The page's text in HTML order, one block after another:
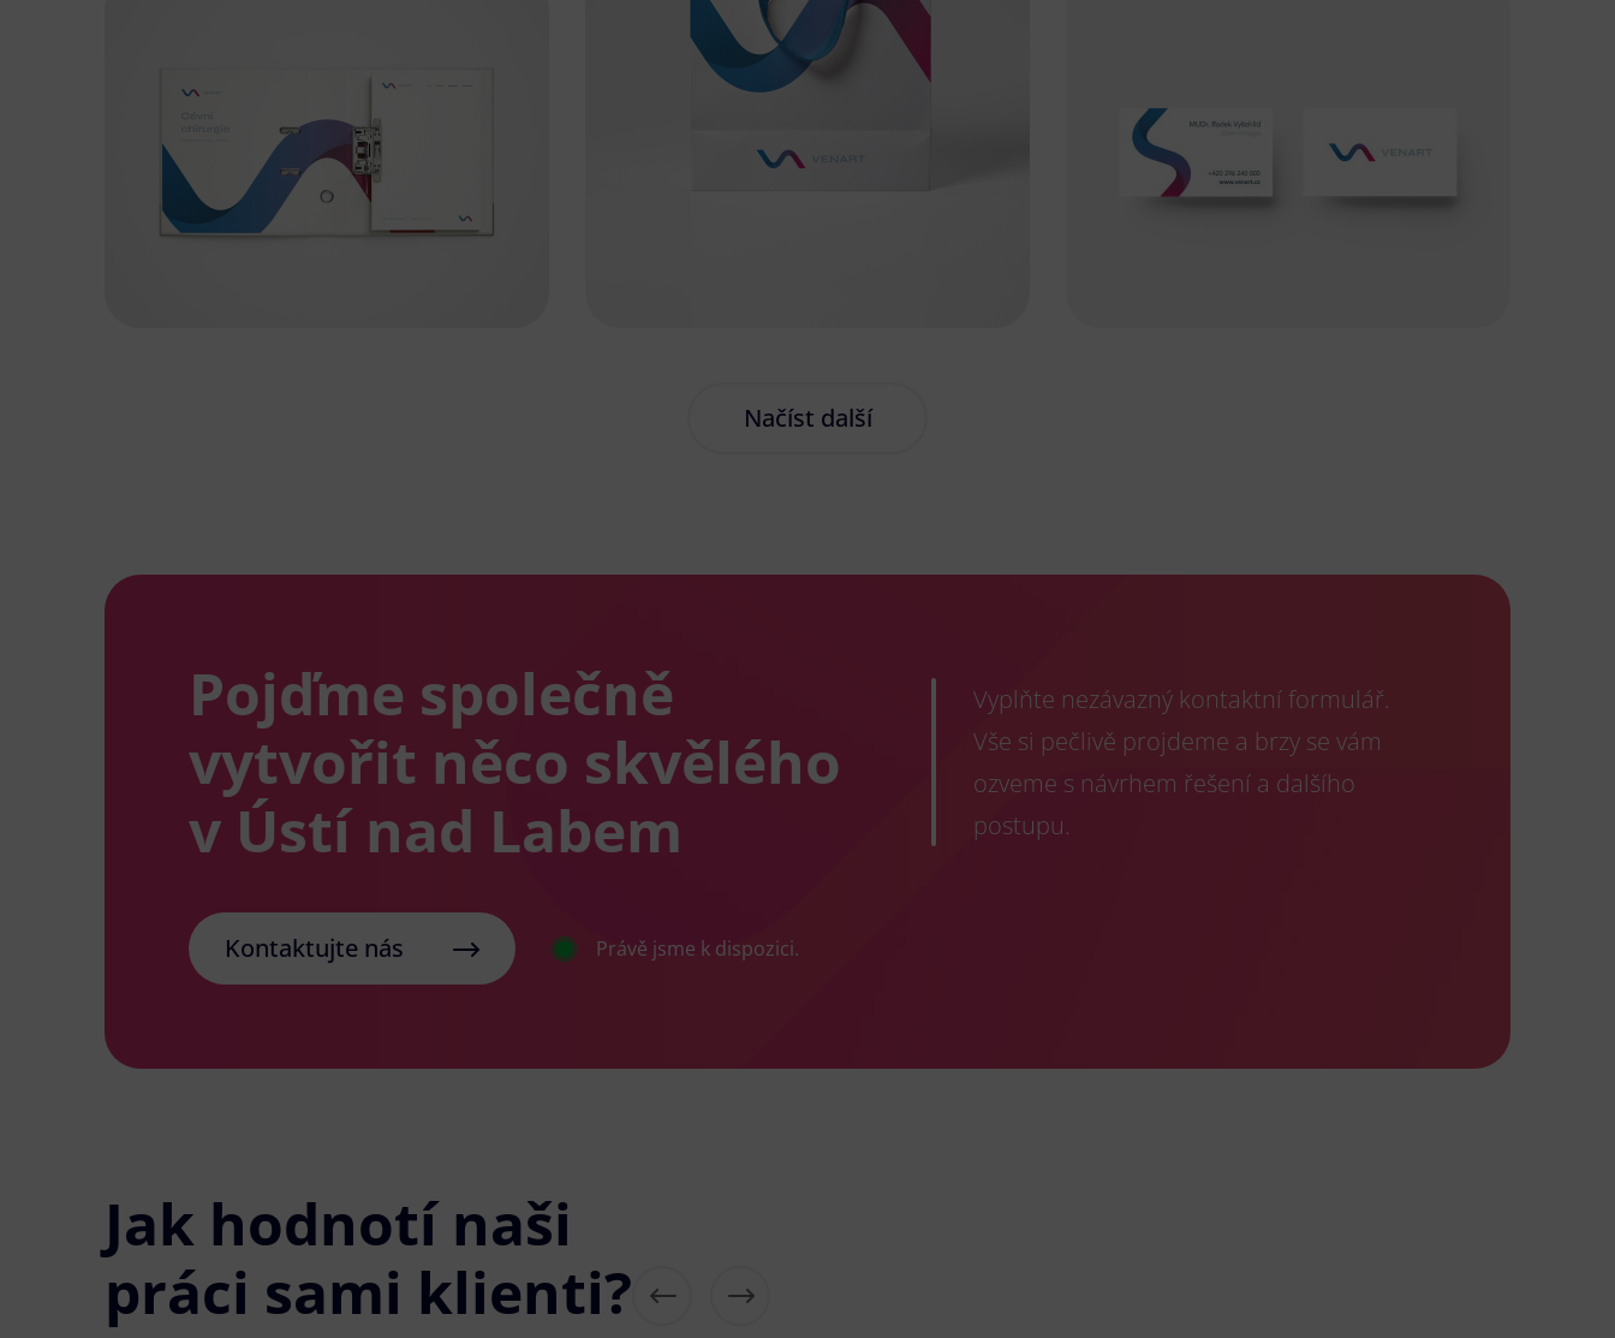
Načíst další
Pojďme společně
vytvořit něco skvělého
v Ústí nad Labem
Vyplňte nezávazný kontaktní formulář.
Vše si pečlivě projdeme a brzy se vám
ozveme s návrhem řešení a dalšího
postupu.
Kontaktujte nás Právě jsme k dispozici.
Jak hodnotí naši
práci sami klienti?